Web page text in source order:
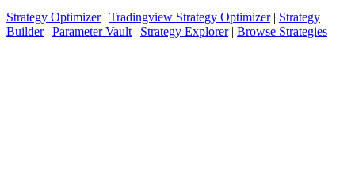
Strategy Optimizer| Tradingview Strategy Optimizer| Strategy
Builder| Parameter Vault| Strategy Explorer| Browse Strategies